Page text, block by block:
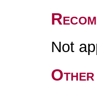
Not
Other